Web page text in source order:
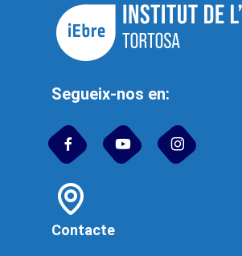
Segueix-nos en:
Contacte